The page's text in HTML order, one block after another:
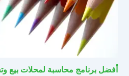
أفضل برنامج محاسبة لمحلات بيع